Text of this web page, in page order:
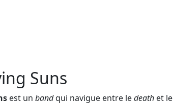
Suns
est un bandqui navigue entre ledeath et le